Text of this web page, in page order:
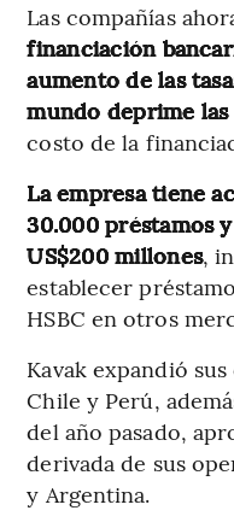
Las compañías
financiación
aumento de las
mundo deprime
costo de la
La empresa tiene
30.000 préstamos
US$200 millones,
establecer
HSBC en otros
Kavak expandió
Chile y Perú,
del año pasado,
derivada de sus
y Argentina.